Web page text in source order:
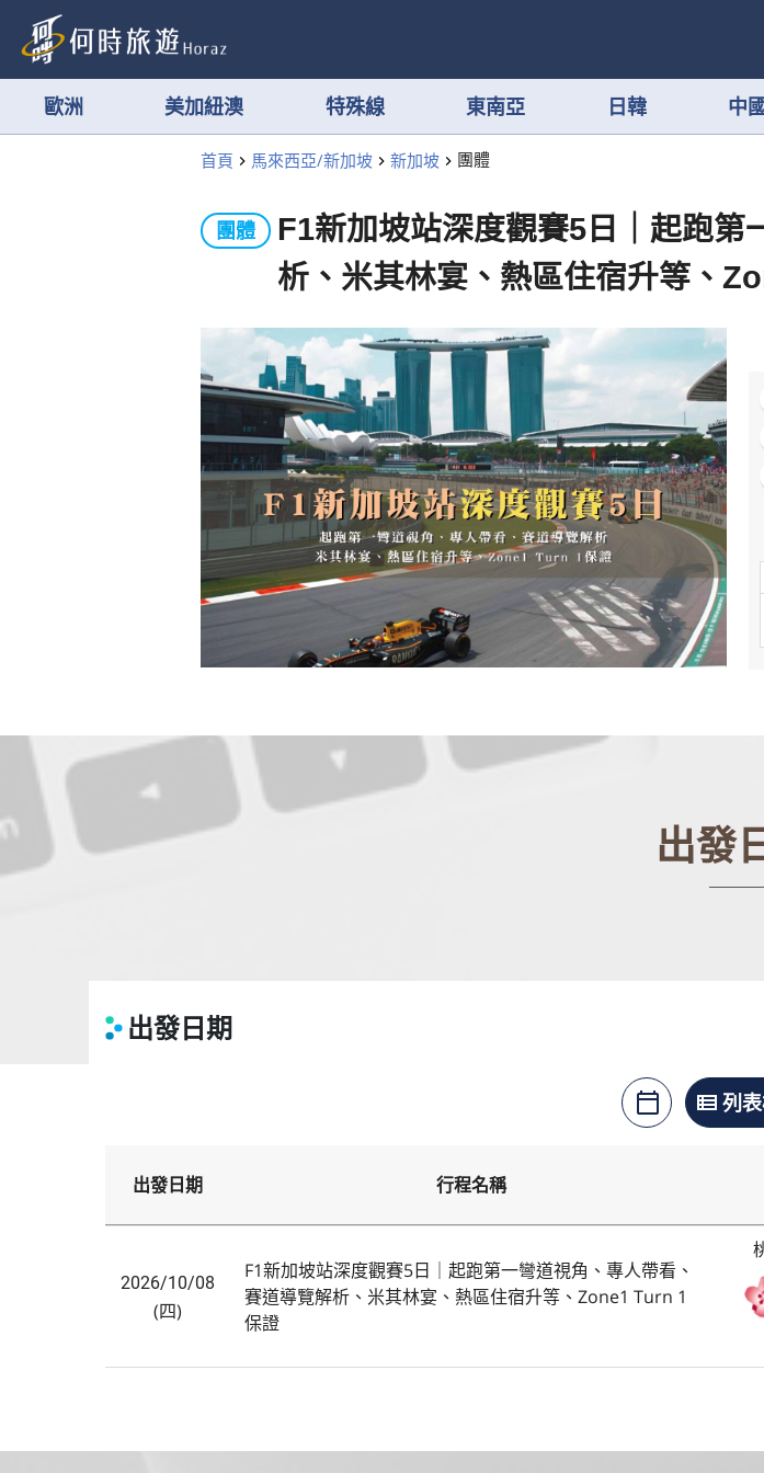
歐洲 美加紐澳 特殊線 東南亞 日韓 中
首頁 馬來西亞/新加坡 新加坡 團體
團體
F1新加坡站深度觀賽5日｜起跑
析、米其林宴、熱區住宿升等、
出發
出發日期
calendar_today
月曆模式
view_list
列表模
出發日期 行程名稱
2026/10/08
(四)
F1新加坡站深度觀賽5日｜起跑第一彎道視角、專人帶看、
賽道導覽解析、米其林宴、熱區住宿升等、Zone1 Turn 1
保證